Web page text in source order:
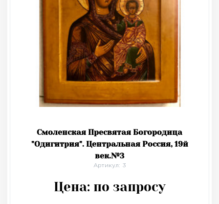
Смоленская Пресвятая Богородица
"Одигитрия". Центральная Россия, 19й
век.№3
Артикул: 3
Цена: по запросу